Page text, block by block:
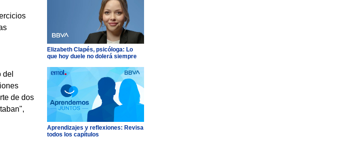
de dos
Elizabeth Clapés, psicóloga: Lo
que hoy duele no dolerá siempre
Aprendizajes y reflexiones: Revisa
todos los capítulos